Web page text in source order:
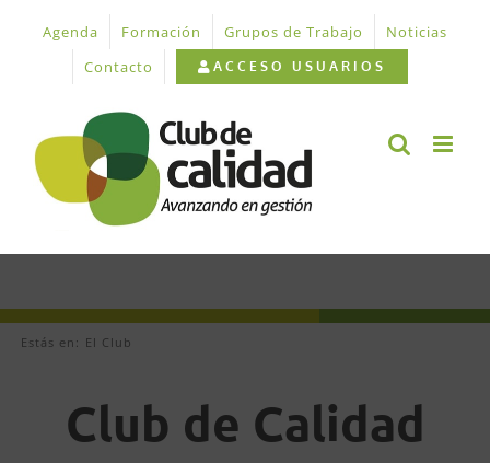
contenido
Agenda Formación Grupos de Trabajo
Noticias
Contacto
ACCESO USUARIOS
Estás en: El Club
Club de Calidad